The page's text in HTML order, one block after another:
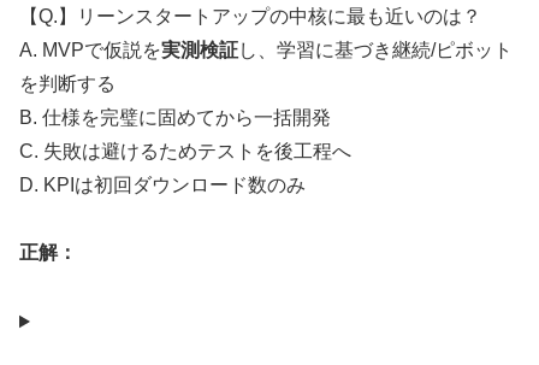
【Q.】リーンスタートアップの中核に最も近いのは？
A. MVPで仮説を実測検証し、学習に基づき継続/ピボット
を判断する
B. 仕様を完璧に固めてから一括開発
C. 失敗は避けるためテストを後工程へ
D. KPIは初回ダウンロード数のみ
正解：